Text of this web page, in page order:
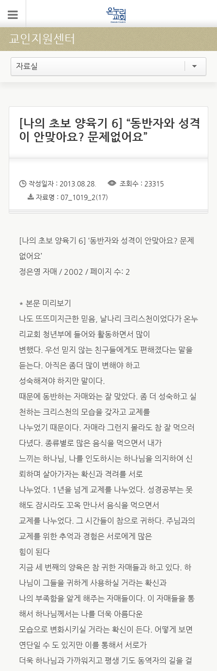
교인지원센터
자료실
[나의 초보 양육기 6] “동반자와 성격
이 안맞아요? 문제없어요”
작성일자 : 2013.08.28.
조회수 : 23315
자료명 : 07_1019_2(17)
[나의 초보 양육기 6] ‘동반자와 성격이 안맞아요? 문제
없어요’
정은영 자매 / 2002 / 페이지 수: 2
* 본문 미리보기
나도 뜨뜨미지근한 믿음, 날나리 크리스천이었다가 온누
리교회 청년부에 들어와 활동하면서 많이
변했다. 우선 믿지 않는 친구들에게도 편해졌다는 말을
듣는다. 아직은 좀더 많이 변해야 하고
성숙해져야 하지만 말이다.
때문에 동반하는 자매와는 잘 맞았다. 좀 더 성숙하고 실
천하는 크리스천의 모습을 갖자고 교제를
나누었기 때문이다. 자매라 그런지 몰라도 참 잘 먹으러
다녔다. 종류별로 많은 음식을 먹으면서 내가
느끼는 하나님, 나를 인도하시는 하나님을 의지하여 신
뢰하며 살아가자는 확신과 격려를 서로
나누었다. 1년을 넘게 교제를 나누었다. 성경공부는 못
해도 잠시라도 꼬옥 만나서 음식을 먹으면서
교제를 나누었다. 그 시간들이 참으로 귀하다. 주님과의
교제를 위한 추억과 경험은 서로에게 많은
힘이 된다
지금 세 번째의 양육은 참 귀한 자매들과 하고 있다. 하
나님이 그들을 귀하게 사용하실 거라는 확신과
나의 부족함을 알게 해주는 자매들이다. 이 자매들을 통
해서 하나님께서는 나를 더욱 아름다운
모습으로 변화시키실 거라는 확신이 든다. 어떻게 보면
연단일 수 도 있지만 이를 통해서 서로가
더욱 하나님과 가까워지고 평생 기도 동역자의 길을 걸